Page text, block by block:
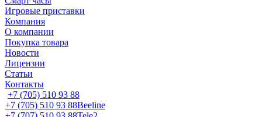
Игровые приставки
Компания
О компании
Покупка товара
Новости
Лицензии
Статьи
Контакты
+7 (705) 510 93 88
+7 (705) 510 93 88Beeline